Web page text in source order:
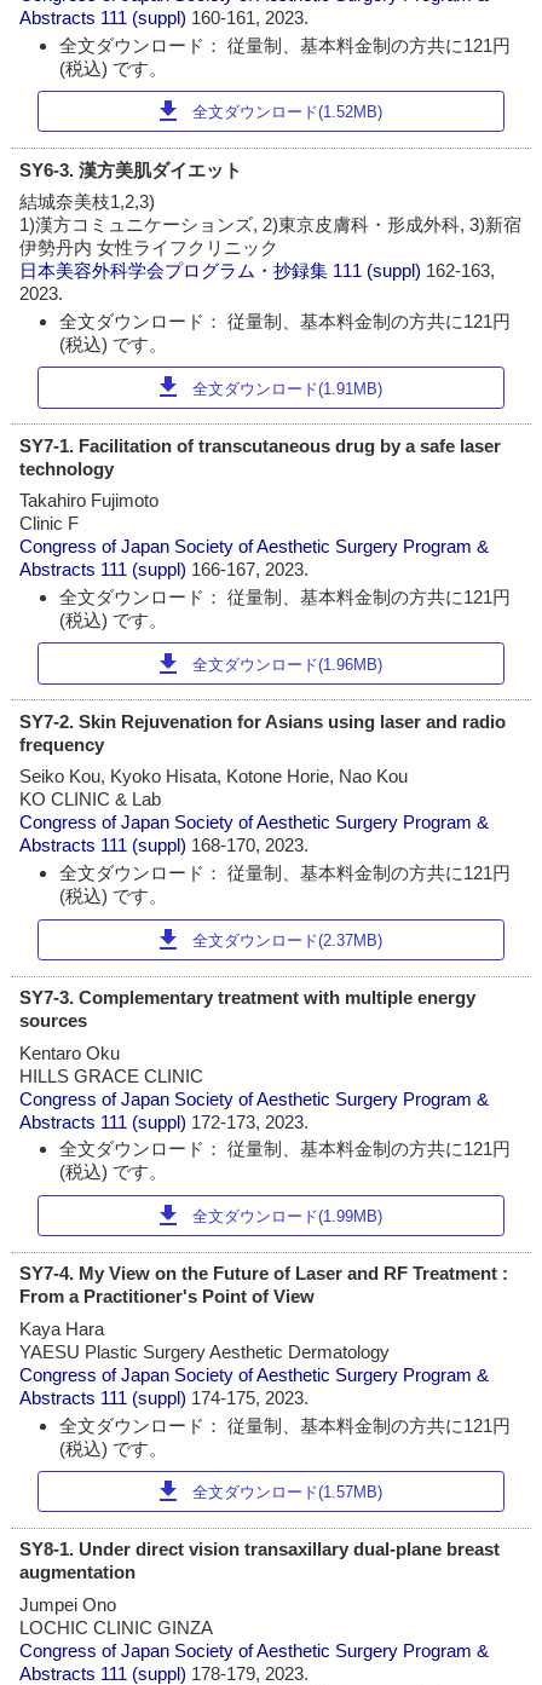
Abstracts 111 (suppl) 160-161, 2023.
全文ダウンロード： 従量制、基本料金制の方共に121円
(税込) です。
download 全文ダウンロード(1.52MB)
SY6-3. 漢方美肌ダイエット
結城奈美枝1,2,3)
1)漢方コミュニケーションズ, 2)東京皮膚科・形成外科, 3)新宿
伊勢丹内 女性ライフクリニック
日本美容外科学会プログラム・抄録集 111 (suppl) 162-163,
2023.
全文ダウンロード： 従量制、基本料金制の方共に121円
(税込) です。
download 全文ダウンロード(1.91MB)
SY7-1. Facilitation of transcutaneous drug by a safe laser
technology
Takahiro Fujimoto
Clinic F
Congress of Japan Society of Aesthetic Surgery Program &
Abstracts 111 (suppl) 166-167, 2023.
全文ダウンロード： 従量制、基本料金制の方共に121円
(税込) です。
download 全文ダウンロード(1.96MB)
SY7-2. Skin Rejuvenation for Asians using laser and radio
frequency
Seiko Kou, Kyoko Hisata, Kotone Horie, Nao Kou
KO CLINIC & Lab
Congress of Japan Society of Aesthetic Surgery Program &
Abstracts 111 (suppl) 168-170, 2023.
全文ダウンロード： 従量制、基本料金制の方共に121円
(税込) です。
download 全文ダウンロード(2.37MB)
SY7-3. Complementary treatment with multiple energy
sources
Kentaro Oku
HILLS GRACE CLINIC
Congress of Japan Society of Aesthetic Surgery Program &
Abstracts 111 (suppl) 172-173, 2023.
全文ダウンロード： 従量制、基本料金制の方共に121円
(税込) です。
download 全文ダウンロード(1.99MB)
SY7-4. My View on the Future of Laser and RF Treatment :
From a Practitioner's Point of View
Kaya Hara
YAESU Plastic Surgery Aesthetic Dermatology
Congress of Japan Society of Aesthetic Surgery Program &
Abstracts 111 (suppl) 174-175, 2023.
全文ダウンロード： 従量制、基本料金制の方共に121円
(税込) です。
download 全文ダウンロード(1.57MB)
SY8-1. Under direct vision transaxillary dual-plane breast
augmentation
Jumpei Ono
LOCHIC CLINIC GINZA
Congress of Japan Society of Aesthetic Surgery Program &
Abstracts 111 (suppl) 178-179, 2023.